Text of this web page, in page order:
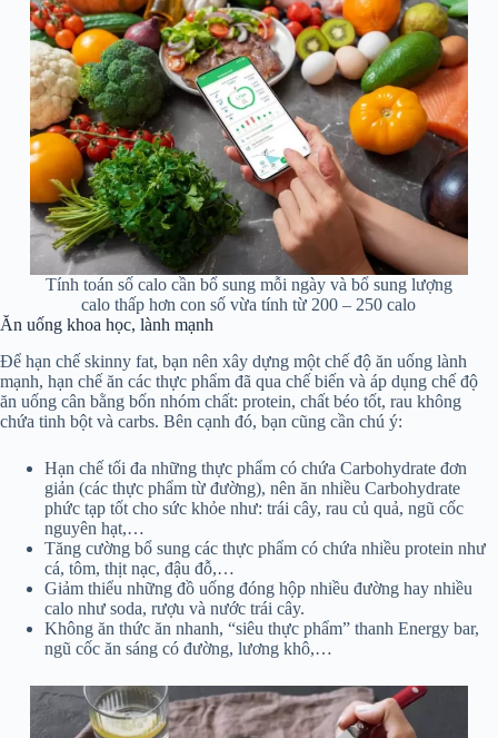
Tính toán số calo cần bổ sung mỗi ngày và bổ sung lượng
calo thấp hơn con số vừa tính từ 200 – 250 calo
Ăn uống khoa học, lành mạnh
Để hạn chế skinny fat, bạn nên xây dựng một chế độ ăn uống lành
mạnh, hạn chế ăn các thực phẩm đã qua chế biến và áp dụng chế độ
ăn uống cân bằng bốn nhóm chất: protein, chất béo tốt, rau không
chứa tinh bột và carbs. Bên cạnh đó, bạn cũng cần chú ý:
Hạn chế tối đa những thực phẩm có chứa Carbohydrate đơn
giản (các thực phẩm từ đường), nên ăn nhiều Carbohydrate
phức tạp tốt cho sức khỏe như: trái cây, rau củ quả, ngũ cốc
nguyên hạt,…
Tăng cường bổ sung các thực phẩm có chứa nhiều protein như
cá, tôm, thịt nạc, đậu đỗ,…
Giảm thiểu những đồ uống đóng hộp nhiều đường hay nhiều
calo như soda, rượu và nước trái cây.
Không ăn thức ăn nhanh, “siêu thực phẩm” thanh Energy bar,
ngũ cốc ăn sáng có đường, lương khô,…